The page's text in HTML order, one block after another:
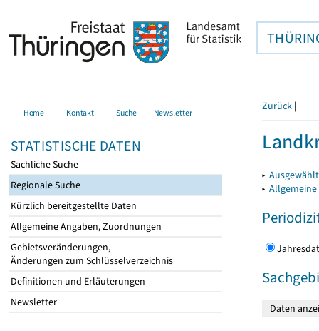
Home Kontakt Suche Newsletter
STATISTISCHE DATEN
Sachliche Suche
Regionale Suche
Kürzlich bereitgestellte Daten
Allgemeine Angaben, Zuordnungen
Gebietsveränderungen,
Änderungen zum Schlüsselverzeichnis
Definitionen und Erläuterungen
Newsletter
Zurück |
▸
▸